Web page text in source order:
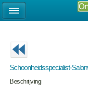
Schoonheidsspecialist-
Beschrijving